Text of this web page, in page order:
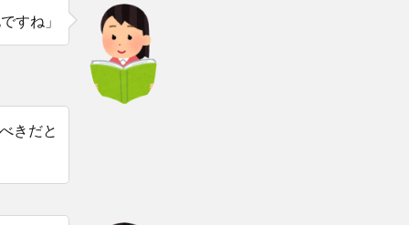
すね」
きだと